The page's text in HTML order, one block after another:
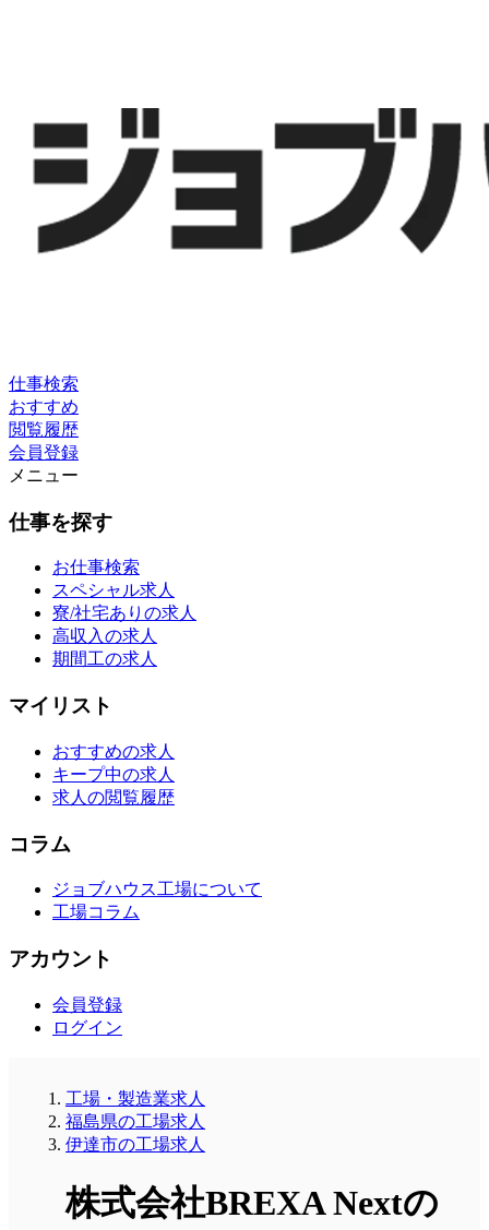
仕事検索
おすすめ
閲覧履歴
会員登録
メニュー
仕事を探す
お仕事検索
スペシャル求人
寮/社宅ありの求人
高収入の求人
期間工の求人
マイリスト
おすすめの求人
キープ中の求人
求人の閲覧履歴
コラム
ジョブハウス工場について
工場コラム
アカウント
会員登録
ログイン
工場・製造業求人
福島県の工場求人
伊達市の工場求人
株式会社BREXA Nextの